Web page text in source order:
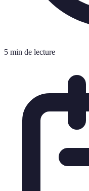
5 min de lecture